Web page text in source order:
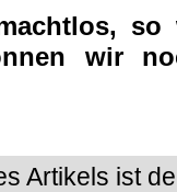
so
wir
Artikels ist